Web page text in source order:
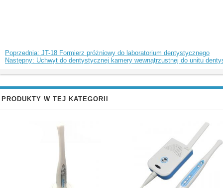
Poprzednia: JT-18 Formierz próżniowy do laboratorium dentystycznego
Następny: Uchwyt do dentystycznej kamery wewnątrzustnej do unitu
PRODUKTY W TEJ KATEGORII